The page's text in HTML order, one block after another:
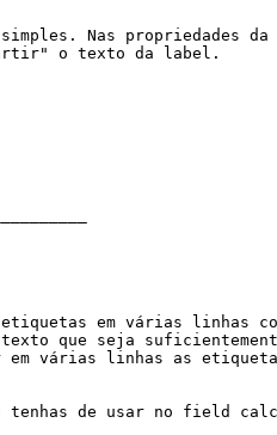
simples. Nas
o texto da label.
em várias linhas
texto que seja
em várias linhas as
de usar no field